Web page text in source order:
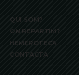
QUI SOM?
ON REPARTIM?
HEMEROTECA
CONTACTA